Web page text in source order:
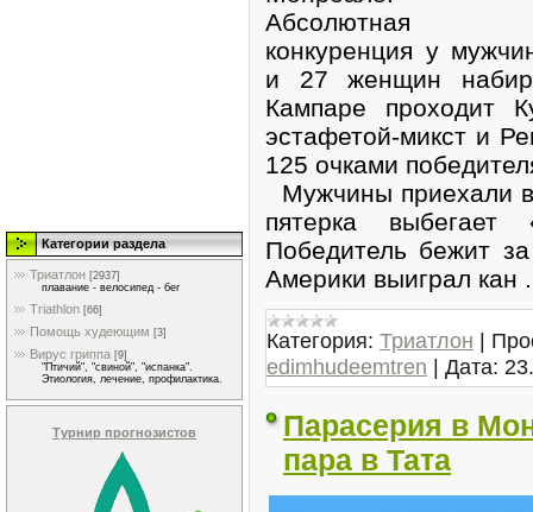
Категории раздела
Триатлон [2937]
плавание - велосипед - бег
Triathlon [66]
Помощь худеющим [3]
Вирус гриппа [9]
"Птичий", "свиной", "испанка".
Этиология, лечение, профилактика.
Турнир прогнозистов
Абсолютная
конкуренция у
и 27 женщин
Кампаре проходит
эстафетой-микст и
125 очками
Мужчины приехали
пятерка
Победитель бежит
Америки выиграл кан
Категория: Триатлон |
edimhudeemtren | Дата:
Парасерия в
пара в Тата